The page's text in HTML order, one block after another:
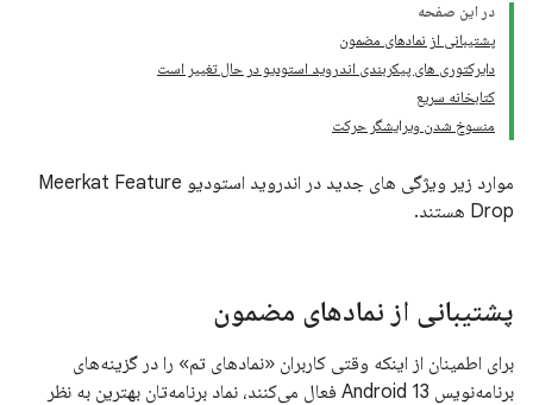
در این صفحه
پشتیبانی از نمادهای مضمون
دایرکتوری های پیکربندی اندروید استودیو در حال تغییر است
کتابخانه سریع
منسوخ شدن ویرایشگر حرکت
موارد زیر ویژگی های جدید در اندروید استودیو Meerkat Feature
Drop هستند.
پشتیبانی از نمادهای مضمون
برای اطمینان از اینکه وقتی کاربران «نمادهای تم» را در گزینه‌های
برنامه‌نویس Android 13 فعال می‌کنند، نماد برنامه‌تان بهترین به نظر